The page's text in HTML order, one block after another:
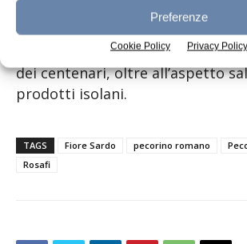
Preferenze
Cookie Policy Privacy Policy
mercati di riferimento, ci
il Colosseo o un pascolo. Il filo
scelto è il richiamo alla Sardegna
dei centenari, oltre all’aspetto
prodotti isolani.
TAGS Fiore Sardo pecorino romano
Rosafi